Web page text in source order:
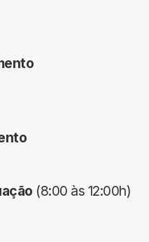
(8:00 às 12:00h)